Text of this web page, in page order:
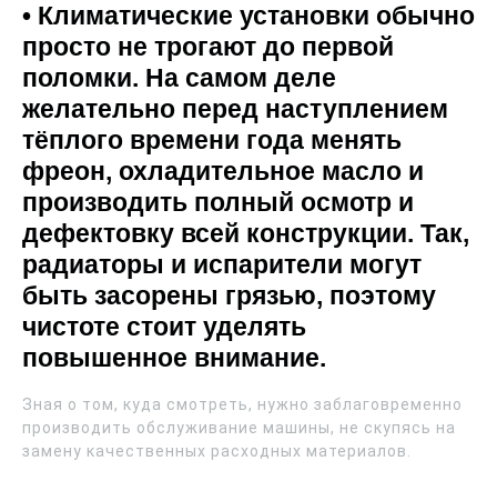
• Климатические установки обычно
просто не трогают до первой
поломки. На самом деле
желательно перед наступлением
тёплого времени года менять
фреон, охладительное масло и
производить полный осмотр и
дефектовку всей конструкции. Так,
радиаторы и испарители могут
быть засорены грязью, поэтому
чистоте стоит уделять
повышенное внимание.
Зная о том, куда смотреть, нужно заблаговременно
производить обслуживание машины, не скупясь на
замену качественных расходных материалов.